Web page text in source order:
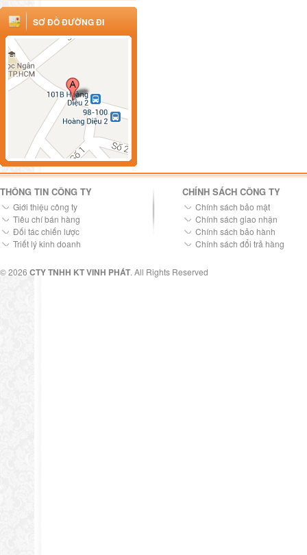
SƠ ĐỒ ĐƯỜNG ĐI
THÔNG TIN CÔNG TY
Giới thiệu công ty
Tiêu chí bán hàng
Đối tác chiến lược
Triết lý kinh doanh
CHÍNH SÁCH CÔNG TY
Chính sách bảo mật
Chính sách giao nhận
Chính sách bảo hành
Chính sách đổi trả hàng
© 2026 CTY TNHH KT VINH PHÁT. All Rights Reserved